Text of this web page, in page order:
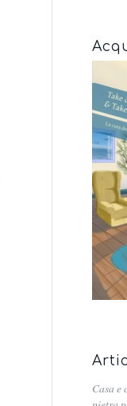
Casa